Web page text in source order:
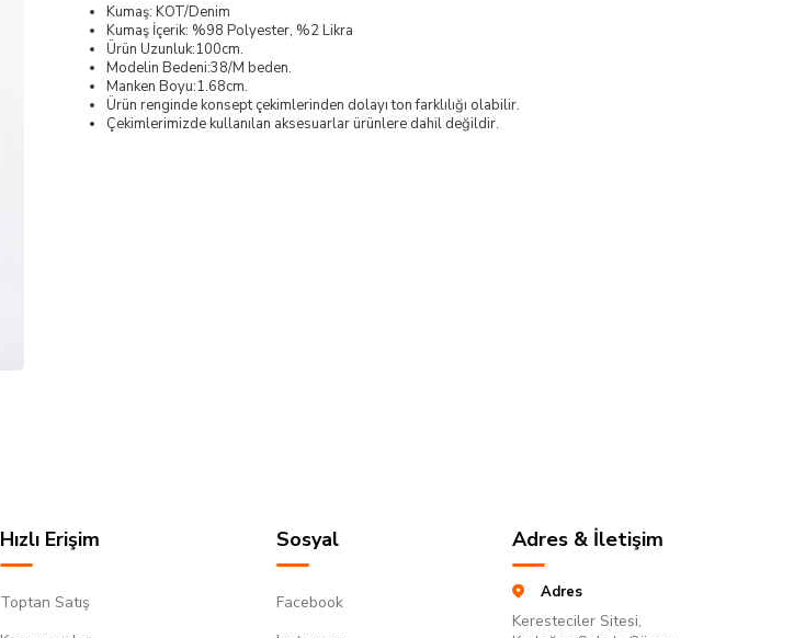
Kumaş: KOT/Denim
Kumaş İçerik: %98 Polyester, %2 Likra
Ürün Uzunluk:100cm.
Modelin Bedeni:38/M beden.
Manken Boyu:1.68cm.
Ürün renginde konsept çekimlerinden dolayı ton farklılığı olabilir.
Çekimlerimizde kullanılan aksesuarlar ürünlere dahil değildir.
Hızlı Erişim
Toptan Satış
Sosyal
Facebook
Adres & İletişim
Adres
Keresteciler Sitesi,